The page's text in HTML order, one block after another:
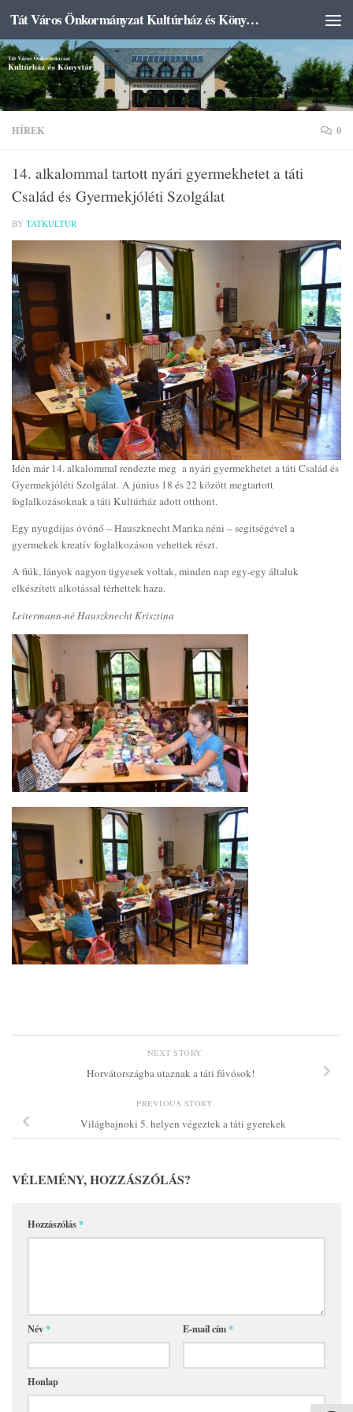
Skip to content Tát Város Önkormányzat Kultúrház és Könyvtár
HÍREK 0
14. alkalommal tartott nyári gyermekhetet a táti
Család és Gyermekjóléti Szolgálat
BY TATKULTUR
Idén már 14. alkalommal rendezte meg a nyári gyermekhetet a táti Család és
Gyermekjóléti Szolgálat. A június 18 és 22 között megtartott
foglalkozásoknak a táti Kultúrház adott otthont.
Egy nyugdíjas óvónő – Hauszknecht Marika néni – segítségével a
gyermekek kreatív foglalkozáson vehettek részt.
A fiúk, lányok nagyon ügyesek voltak, minden nap egy-egy általuk
elkészített alkotással térhettek haza.
Leitermann-né Hauszknecht Krisztina
NEXT STORY
Horvátországba utaznak a táti fúvósok!
PREVIOUS STORY
Világbajnoki 5. helyen végeztek a táti gyerekek
VÉLEMÉNY, HOZZÁSZÓLÁS?
Hozzászólás*
Név* E-mail cím*
Honlap